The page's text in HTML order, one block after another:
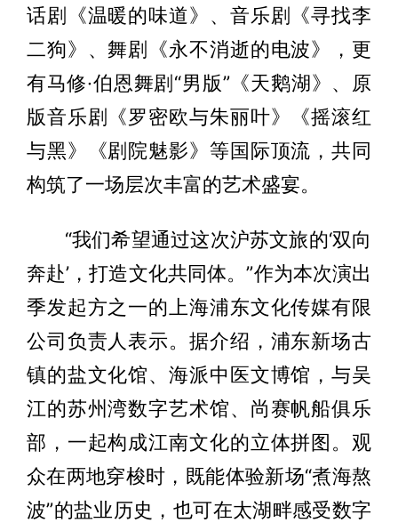
话剧《温暖的味道》、音乐剧《寻找李
二狗》、舞剧《永不消逝的电波》，更
有马修·伯恩舞剧“男版”《天鹅湖》、原
版音乐剧《罗密欧与朱丽叶》《摇滚红
与黑》《剧院魅影》等国际顶流，共同
构筑了一场层次丰富的艺术盛宴。
“我们希望通过这次沪苏文旅的‘双向
奔赴’，打造文化共同体。”作为本次演出
季发起方之一的上海浦东文化传媒有限
公司负责人表示。据介绍，浦东新场古
镇的盐文化馆、海派中医文博馆，与吴
江的苏州湾数字艺术馆、尚赛帆船俱乐
部，一起构成江南文化的立体拼图。观
众在两地穿梭时，既能体验新场“煮海熬
波”的盐业历史，也可在太湖畔感受数字